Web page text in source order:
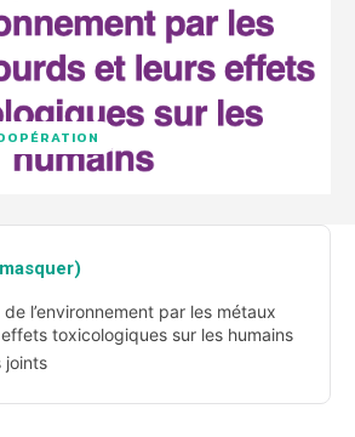
l’environnement par les métaux
toxicologiques sur les humains
joints